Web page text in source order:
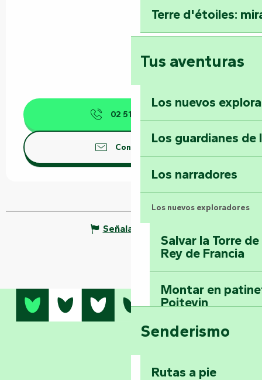
Terre d'étoiles:
Tus aventuras
Los nuevos
Los guardianes de
Los narradores
Los nuevos exploradores
Salvar la Torre
Rey de Francia
Montar en
Poitevin
Domine los
Vouvant
Senderismo
Rutas a pie
02 51 00 76
Contáctenos
Señalar un error